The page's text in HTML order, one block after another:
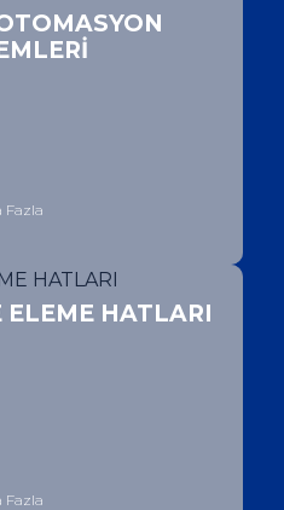
Fazla
HATLARI
Fazla